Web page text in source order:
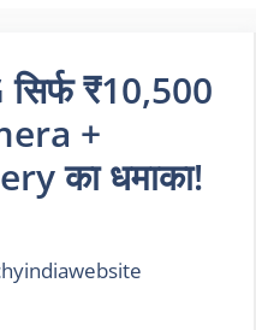
₹10,500
+
का धमाका!